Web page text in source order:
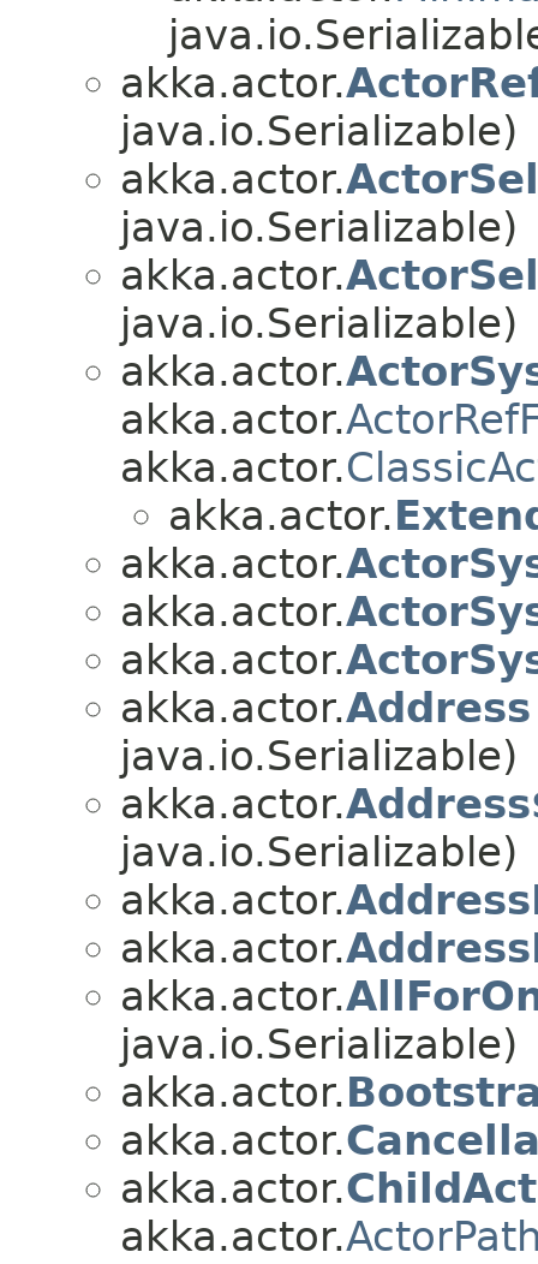
akka.actor.
java.io.Serializable)
akka.actor.
java.io.Serializable)
akka.actor.
java.io.Serializable)
akka.actor.
akka.actor.
akka.actor.
akka.actor.
akka.actor.
akka.actor.
akka.actor.
akka.actor.Address
java.io.Serializable)
akka.actor.
java.io.Serializable)
akka.actor.
akka.actor.
akka.actor.
java.io.Serializable)
akka.actor.
akka.actor.
akka.actor.
akka.actor.